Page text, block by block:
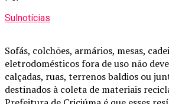
Sulnotícias
Sofás, colchões, armários, mesas,
eletrodomésticos fora de uso não
calçadas, ruas, terrenos baldios ou
destinados à coleta de materiais